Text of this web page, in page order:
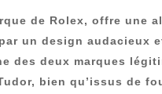
de Rolex, offre une
un design audacieux
des deux marques
bien qu’issus de